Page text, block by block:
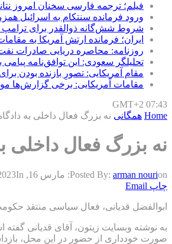
فیلم؛ ترجمه فارسی سخنان امروز
ورود فرمانده سنتکام به اسرائیل
شروط شش‌گانه ذوالقدر برای ترامپ و
ایران؛ فرمانده ارتش آمریکا به
روزنامه: محاصره دریایی صادرات
تحلیلگر سعودی: این توافق‌نامه
مقام آمریکایی: تصورِ بازنده بودن
مقامات آمریکایی: برخی گزارش‌ها
GMT+2 07:43
Home همگانی نه بزرگ فعال داخلی به
نه بزرگ فعال داخلی
Posted By: arman nourion: مارس 16, 2023 In:
چاپ Email
ابوالفضل قدیانی، فعال سیاسی منتقد
صورت خودداری از حضور در این محل،